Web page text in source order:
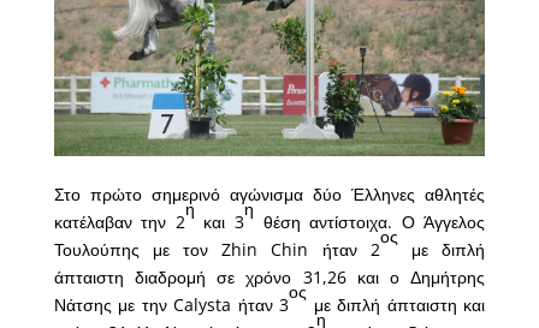
Στο πρώτο σημερινό αγώνισμα δύο Έλληνες αθλητές
κατέλαβαν την 2
η
και 3
η
θέση αντίστοιχα. Ο Άγγελος
Τουλούπης με τον Zhin Chin ήταν 2
ος
με διπλή
άπταιστη διαδρομή σε χρόνο 31,26 και ο Δημήτρης
Νάτσης με την Calysta ήταν 3
ος
με διπλή άπταιστη και
η